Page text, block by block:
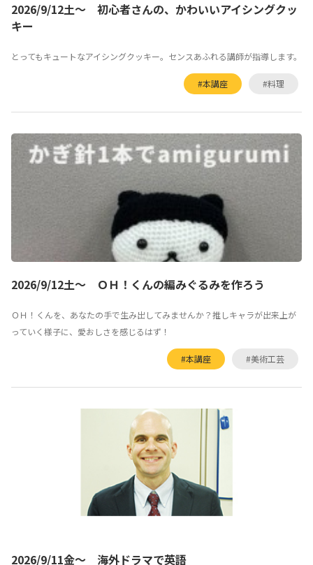
2026/9/12土～ 初心者さんの、かわいいアイシングクッ
キー
とってもキュートなアイシングクッキー。センスあふれる講師が指導します。
#本講座 #料理
2026/9/12土～ ＯＨ！くんの編みぐるみを作ろう
ＯＨ！くんを、あなたの手で生み出してみませんか？推しキャラが出来上が
っていく様子に、愛おしさを感じるはず！
#本講座 #美術工芸
2026/9/11金～ 海外ドラマで英語